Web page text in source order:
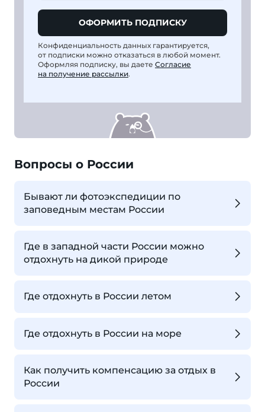
ОФОРМИТЬ ПОДПИСКУ
Конфиденциальность данных гарантируется,
от подписки можно отказаться в любой момент.
Оформляя подписку, вы даете Согласие
на получение рассылки.
Вопросы о России
Бывают ли фотоэкспедиции по
заповедным местам России
Где в западной части России можно
отдохнуть на дикой природе
Где отдохнуть в России летом
Где отдохнуть в России на море
Как получить компенсацию за отдых в
России